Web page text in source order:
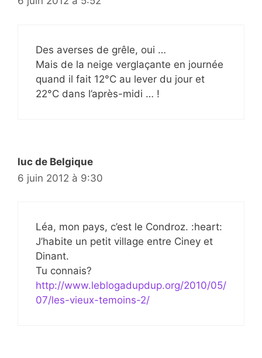
Des averses de grêle, oui …
Mais de la neige verglaçante en journée
quand il fait 12°C au lever du jour et
22°C dans l’après-midi … !
luc de Belgique
6 juin 2012 à 9:30
Léa, mon pays, c’est le Condroz. :heart:
J’habite un petit village entre Ciney et
Dinant.
Tu connais?
http://www.leblogadupdup.org/2010/05/
07/les-vieux-temoins-2/